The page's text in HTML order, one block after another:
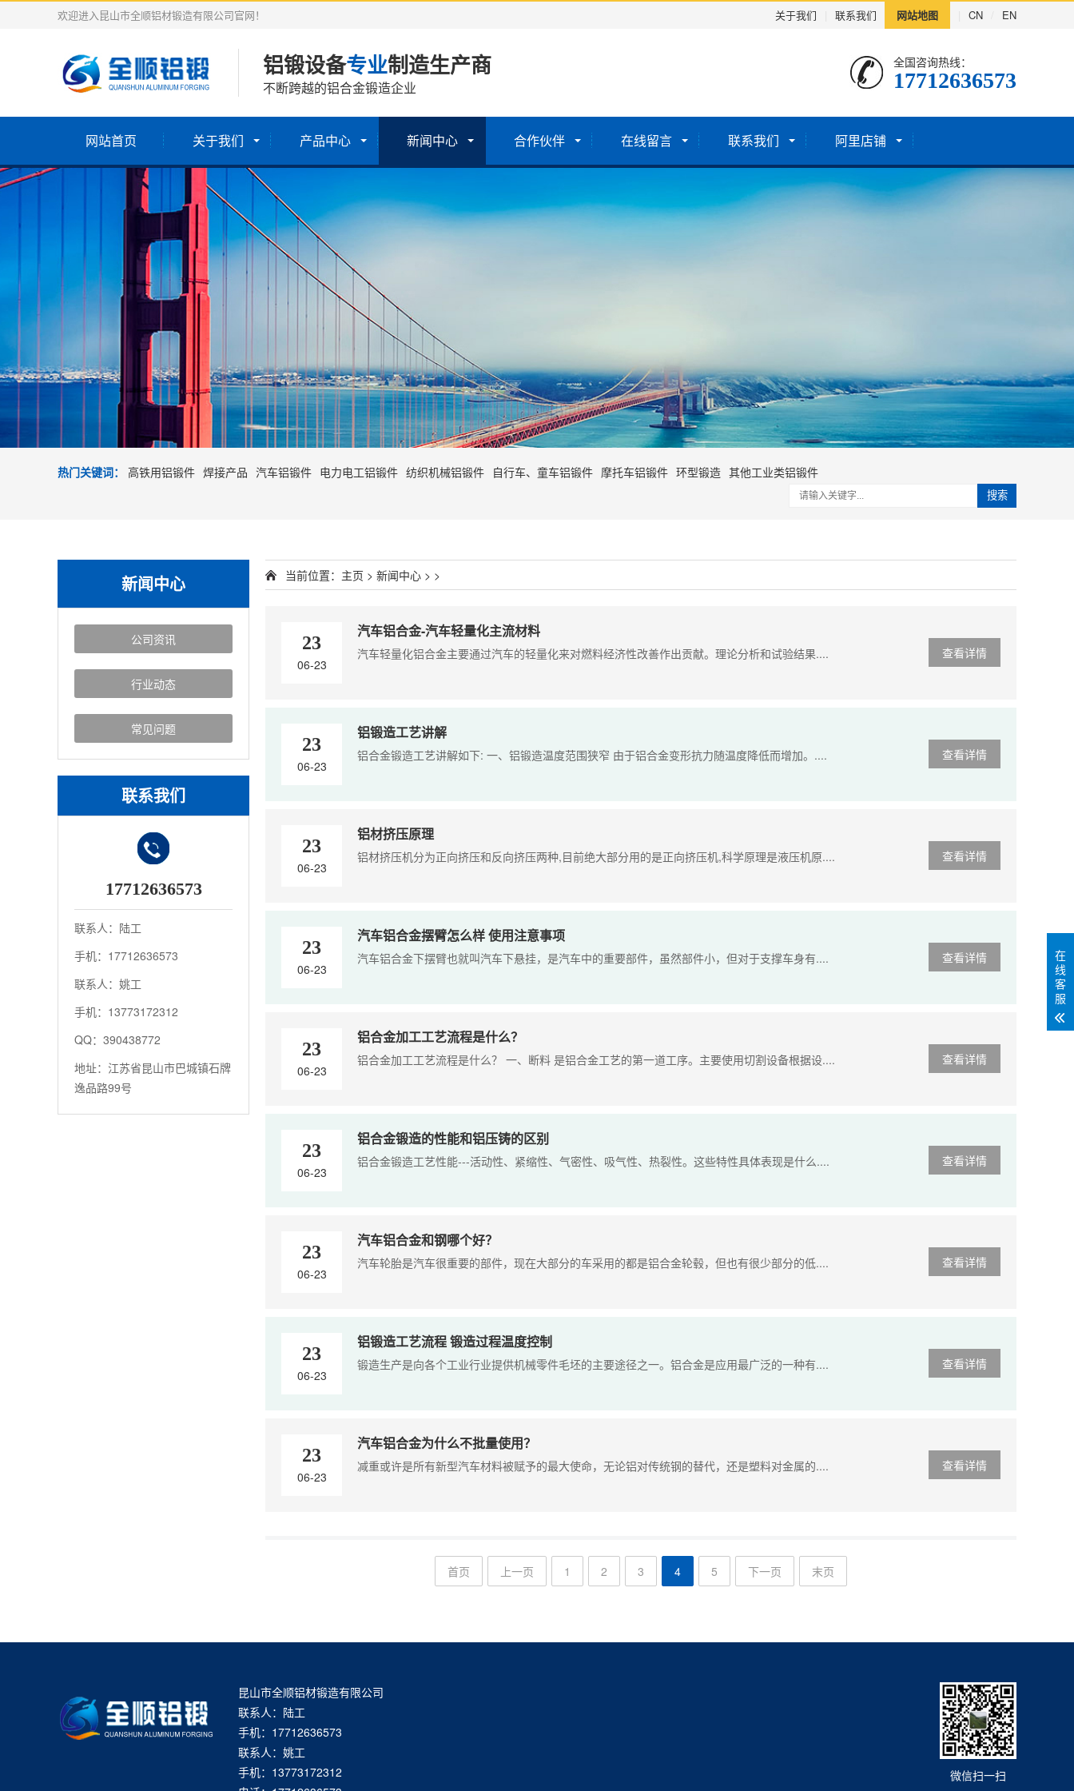
关于我们 联系我们 网站地图 CN EN
欢迎进入昆山市全顺铝材锻造有限公司官网！
铝锻设备专业制造生产商
不断跨越的铝合金锻造企业
全国咨询热线：
17712636573
网站首页 关于我们 产品中心 新闻中心 合作伙伴 在线留言 联系我们 阿里店铺
热门关键词： 高铁用铝锻件 焊接产品 汽车铝锻件 电力电工铝锻件 纺织机械铝锻件 自行车、童车铝锻件 摩托车铝锻件 环型锻造 其他工业类铝锻件
搜索
新闻中心
公司资讯
行业动态
常见问题
联系我们
17712636573
联系人：陆工
手机：17712636573
联系人：姚工
手机：13773172312
QQ：390438772
地址：江苏省昆山市巴城镇石牌
逸品路99号
当前位置： 主页 > 新闻中心 > >
查看详情
23
06-23
汽车铝合金-汽车轻量化主流材料
汽车轻量化铝合金主要通过汽车的轻量化来对燃料经济性改善作出贡献。理论分析和试验结果....
查看详情
23
06-23
铝锻造工艺讲解
铝合金锻造工艺讲解如下: 一、铝锻造温度范围狭窄 由于铝合金变形抗力随温度降低而增加。....
查看详情
23
06-23
铝材挤压原理
铝材挤压机分为正向挤压和反向挤压两种,目前绝大部分用的是正向挤压机,科学原理是液压机原....
查看详情
23
06-23
汽车铝合金摆臂怎么样 使用注意事项
汽车铝合金下摆臂也就叫汽车下悬挂，是汽车中的重要部件，虽然部件小，但对于支撑车身有....
查看详情
23
06-23
铝合金加工工艺流程是什么？
铝合金加工工艺流程是什么？ 一、断料 是铝合金工艺的第一道工序。主要使用切割设备根据设....
查看详情
23
06-23
铝合金锻造的性能和铝压铸的区别
铝合金锻造工艺性能---活动性、紧缩性、气密性、吸气性、热裂性。这些特性具体表现是什么....
查看详情
23
06-23
汽车铝合金和钢哪个好？
汽车轮胎是汽车很重要的部件，现在大部分的车采用的都是铝合金轮毂，但也有很少部分的低....
查看详情
23
06-23
铝锻造工艺流程 锻造过程温度控制
锻造生产是向各个工业行业提供机械零件毛坯的主要途径之一。铝合金是应用最广泛的一种有....
查看详情
23
06-23
汽车铝合金为什么不批量使用？
减重或许是所有新型汽车材料被赋予的最大使命，无论铝对传统钢的替代，还是塑料对金属的....
首页 上一页 1 2 3 4 5 下一页 末页
微信扫一扫
昆山市全顺铝材锻造有限公司
联系人：陆工
手机：17712636573
联系人：姚工
手机：13773172312
在
线
客
服